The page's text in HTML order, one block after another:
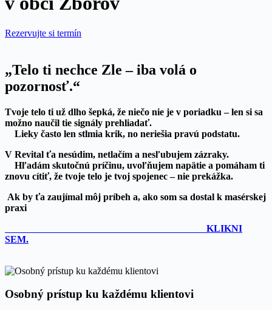
Rezervujte si termín
„Telo ti nechce Zle – iba volá o
pozornosť.“
Tvoje telo ti už dlho šepká, že niečo nie je v poriadku – len si sa
možno naučil tie signály prehliadať.
Lieky často len stlmia krik, no neriešia pravú podstatu.
V Revital ťa nesúdim, netlačím a nesľubujem zázraky.
Hľadám skutočnú príčinu, uvoľňujem napätie a pomáham ti
znovu cítiť, že tvoje telo je tvoj spojenec – nie prekážka.
Ak by ťa zaujímal môj príbeh a, ako som sa dostal k masérskej
praxi
KLIKNI
SEM.
Osobný prístup ku každému klientovi